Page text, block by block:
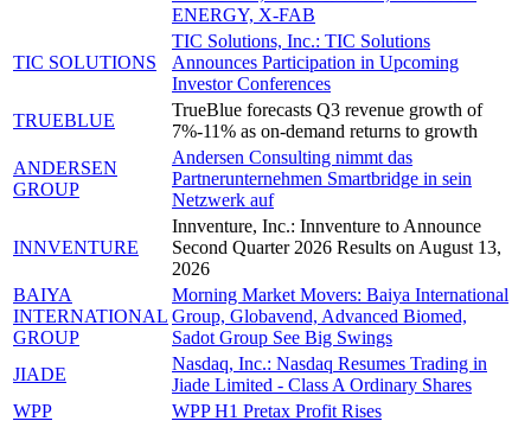
ENERGY, X-FAB
TIC SOLUTIONS
TIC Solutions, Inc.: TIC Solutions
Announces Participation in Upcoming
Investor Conferences
TRUEBLUE
TrueBlue forecasts Q3 revenue growth of
7%-11% as on-demand returns to growth
ANDERSEN
GROUP
Andersen Consulting nimmt das
Partnerunternehmen Smartbridge in sein
Netzwerk auf
INNVENTURE
Innventure, Inc.: Innventure to Announce
Second Quarter 2026 Results on August 13,
2026
BAIYA
INTERNATIONAL
GROUP
Morning Market Movers: Baiya International
Group, Globavend, Advanced Biomed,
Sadot Group See Big Swings
JIADE
Nasdaq, Inc.: Nasdaq Resumes Trading in
Jiade Limited - Class A Ordinary Shares
WPP
WPP H1 Pretax Profit Rises